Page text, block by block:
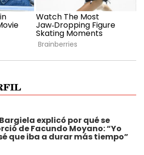
explicó por qué se
de Facundo Moyano: “Yo
que iba a durar más tiempo”